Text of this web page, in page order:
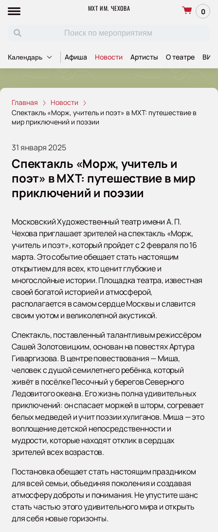
МХТ ИМ. ЧЕХОВА 0
Календарь Афиша Новости Артисты О театре ВИП
Главная
Новости
Спектакль «Морж, учитель и поэт» в МХТ: путешествие в
мир приключений и поэзии
31 января 2025
Спектакль «Морж, учитель и
поэт» в МХТ: путешествие в мир
приключений и поэзии
Московский Художественный театр имени А. П.
Чехова приглашает зрителей на спектакль «Морж,
учитель и поэт», который пройдет с 2 февраля по 16
марта. Это событие обещает стать настоящим
открытием для всех, кто ценит глубокие и
многослойные истории. Площадка театра, известная
своей богатой историей и атмосферой,
располагается в самом сердце Москвы и славится
своим уютом и великолепной акустикой.
Спектакль, поставленный талантливым режиссёром
Сашей Золотовицким, основан на повестях Артура
Гиваргизова. В центре повествования — Миша,
человек с душой семилетнего ребёнка, который
живёт в посёлке Песочный у берегов Северного
Ледовитого океана. Его жизнь полна удивительных
приключений: он спасает моржей в шторм, согревает
белых медведей и учит поэзии хулиганов. Миша — это
воплощение детской непосредственности и
мудрости, которые находят отклик в сердцах
зрителей всех возрастов.
Постановка обещает стать настоящим праздником
для всей семьи, объединяя поколения и создавая
атмосферу доброты и понимания. Не упустите шанс
стать частью этого удивительного мира и открыть
для себя новые горизонты.